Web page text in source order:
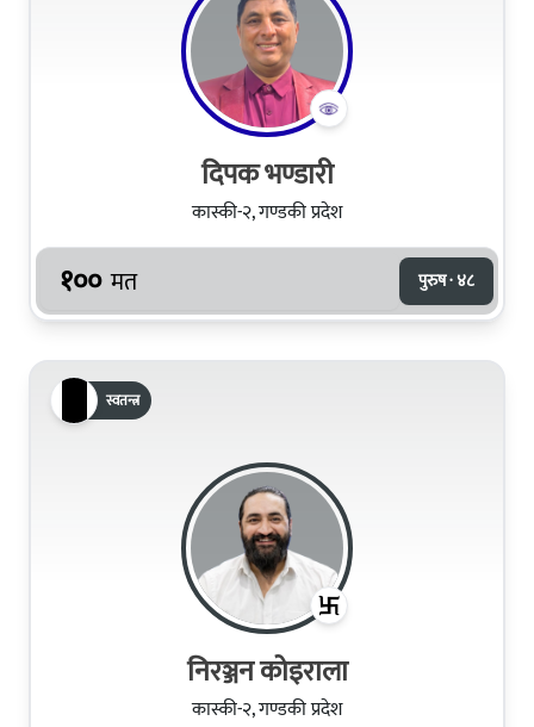
दिपक भण्डारी
कास्की-२, गण्डकी प्रदेश
१०० मत पुरुष · ४८
स्वतन्त्र
निरञ्जन कोइराला
कास्की-२, गण्डकी प्रदेश